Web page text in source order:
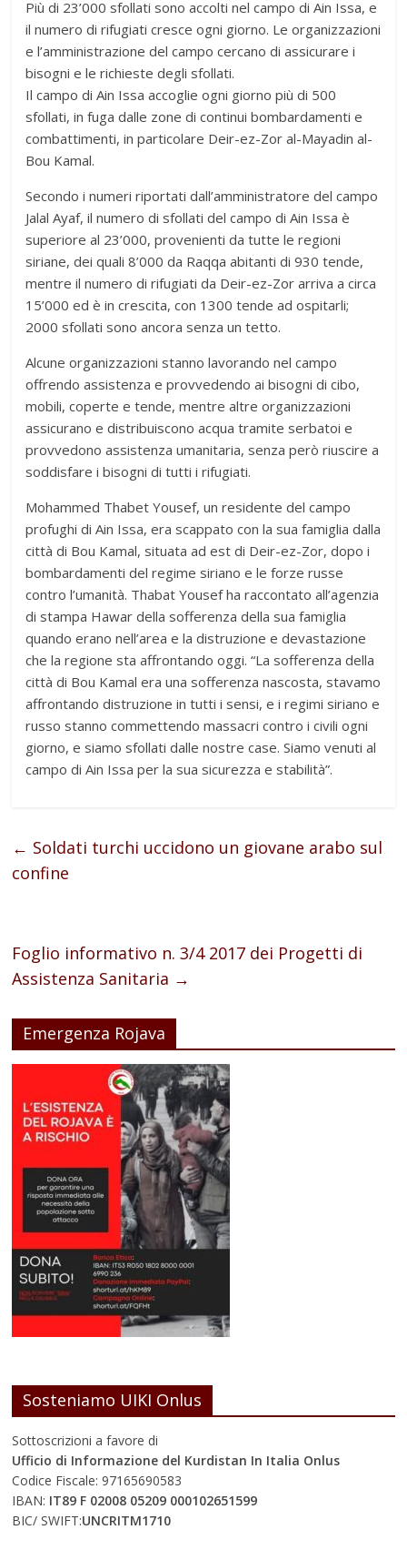
Più di 23’000 sfollati sono accolti nel campo di Ain Issa, e
il numero di rifugiati cresce ogni giorno. Le organizzazioni
e l’amministrazione del campo cercano di assicurare i
bisogni e le richieste degli sfollati.
Il campo di Ain Issa accoglie ogni giorno più di 500
sfollati, in fuga dalle zone di continui bombardamenti e
combattimenti, in particolare Deir-ez-Zor al-Mayadin al-
Bou Kamal.
Secondo i numeri riportati dall’amministratore del campo
Jalal Ayaf, il numero di sfollati del campo di Ain Issa è
superiore al 23’000, provenienti da tutte le regioni
siriane, dei quali 8’000 da Raqqa abitanti di 930 tende,
mentre il numero di rifugiati da Deir-ez-Zor arriva a circa
15’000 ed è in crescita, con 1300 tende ad ospitarli;
2000 sfollati sono ancora senza un tetto.
Alcune organizzazioni stanno lavorando nel campo
offrendo assistenza e provvedendo ai bisogni di cibo,
mobili, coperte e tende, mentre altre organizzazioni
assicurano e distribuiscono acqua tramite serbatoi e
provvedono assistenza umanitaria, senza però riuscire a
soddisfare i bisogni di tutti i rifugiati.
Mohammed Thabet Yousef, un residente del campo
profughi di Ain Issa, era scappato con la sua famiglia dalla
città di Bou Kamal, situata ad est di Deir-ez-Zor, dopo i
bombardamenti del regime siriano e le forze russe
contro l’umanità. Thabat Yousef ha raccontato all’agenzia
di stampa Hawar della sofferenza della sua famiglia
quando erano nell’area e la distruzione e devastazione
che la regione sta affrontando oggi. “La sofferenza della
città di Bou Kamal era una sofferenza nascosta, stavamo
affrontando distruzione in tutti i sensi, e i regimi siriano e
russo stanno commettendo massacri contro i civili ogni
giorno, e siamo sfollati dalle nostre case. Siamo venuti al
campo di Ain Issa per la sua sicurezza e stabilità”.
← Soldati turchi uccidono un giovane arabo sul
confine
Foglio informativo n. 3/4 2017 dei Progetti di
Assistenza Sanitaria →
Emergenza Rojava
Sosteniamo UIKI Onlus
Sottoscrizioni a favore di
Ufficio di Informazione del Kurdistan In Italia Onlus
Codice Fiscale: 97165690583
IBAN: IT89 F 02008 05209 000102651599
BIC/ SWIFT:UNCRITM1710